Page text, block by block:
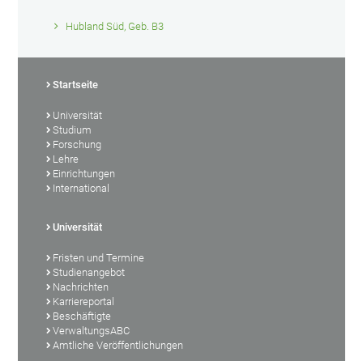
Hubland Süd, Geb. B3
Startseite
Universität
Studium
Forschung
Lehre
Einrichtungen
International
Universität
Fristen und Termine
Studienangebot
Nachrichten
Karriereportal
Beschäftigte
VerwaltungsABC
Amtliche Veröffentlichungen